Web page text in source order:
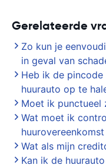
Gerelateerde
Zo kun je
in geval van
Heb ik de
huurauto op te
Moet ik punctueel
Wat moet ik
Wat als mijn
Kan ik de